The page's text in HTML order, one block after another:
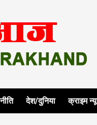
देश/दुनिया क्राइम